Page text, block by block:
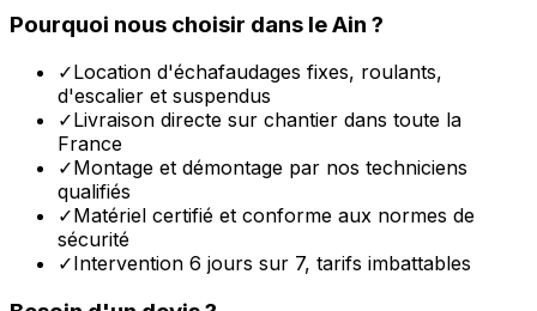
Pourquoi nous choisir dans leAin ?
✓Location d'échafaudages fixes, roulants,
d'escalier et suspendus
✓Livraison directe sur chantier dans toute la
France
✓Montage et démontage par nos techniciens
qualifiés
✓Matériel certifié et conforme aux normes de
sécurité
✓Intervention 6 jours sur 7, tarifs imbattables